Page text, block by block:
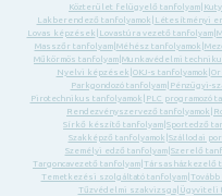
Közterület felügyelő tanfolyam
Lakberendező tanfolyamok Létesítményi
Lovas képzések Lovastúra vezető tanfolyam|
Masszőr tanfolyam| Méhész tanfolyamok
Műkörmös tanfolyam Munkavédelmi
Nyelvi képzések OKJ-s tanfolyamok
Parkgondozó tanfolyam| Pénzügyi-
Pirotechnikus tanfolyamok PLC programozó
Rendezvényszervező tanfolyamok
Sírkő készítő tanfolyam Sportedző
Szakképző tanfolyamok Szállodai
Személyi edző tanfolyam| Szerelő
Targoncavezető tanfolyam Társasházkezelő
Temetkezési szolgáltató tanfolyam|
Tűzvédelmi szakvizsga| Ügyviteli